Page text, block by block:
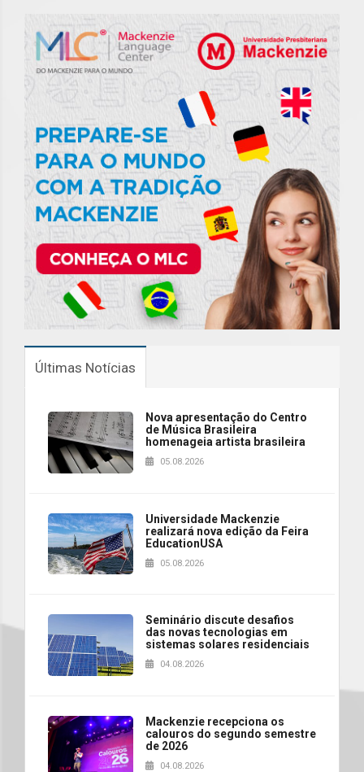
Últimas Notícias
Nova apresentação do Centro
de Música Brasileira
homenageia artista brasileira
05.08.2026
Universidade Mackenzie
realizará nova edição da Feira
EducationUSA
05.08.2026
Seminário discute desafios
das novas tecnologias em
sistemas solares residenciais
04.08.2026
Mackenzie recepciona os
calouros do segundo semestre
de 2026
04.08.2026